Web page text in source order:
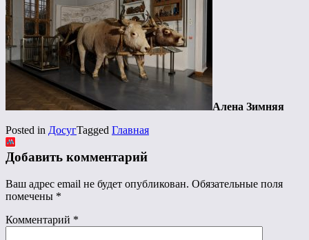
Алена Зимняя
Posted in ДосугTagged Главная
Добавить комментарий
Ваш адрес email не будет опубликован. Обязательные поля
помечены *
Комментарий *